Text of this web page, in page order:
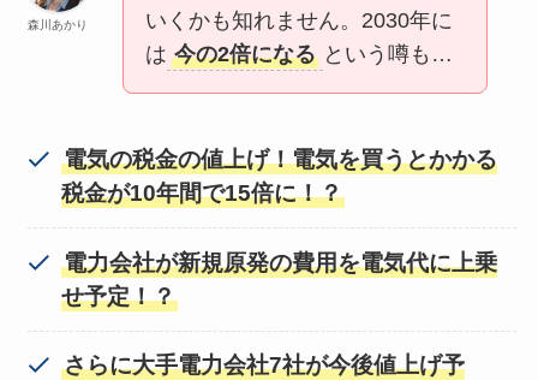
森川あかり
いくかも知れません。2030年に
は 今の2倍になる という噂も…
電気の税金の値上げ！電気を買うとかかる
税金が10年間で15倍に！？
電力会社が新規原発の費用を電気代に上乗
せ予定！？
さらに大手電力会社7社が今後値上げ予